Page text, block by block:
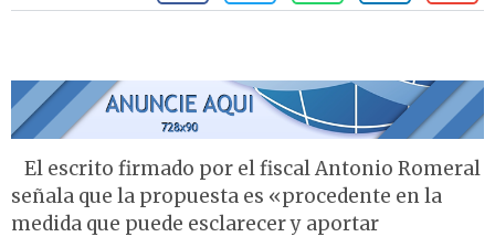
El escrito firmado por el fiscal Antonio Romeral
señala que la propuesta es «procedente en la
medida que puede esclarecer y aportar